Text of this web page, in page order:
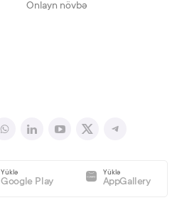
Onlayn növbə
Yüklə
Google Play
Yüklə
AppGallery